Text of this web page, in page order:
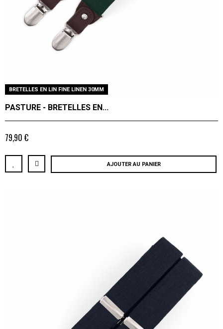
BRETELLES EN LIN FINE LINEN 30MM
PASTURE - BRETELLES EN...
79,90 €
AJOUTER AU PANIER